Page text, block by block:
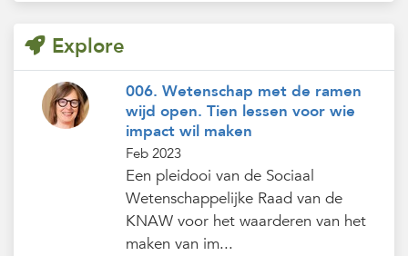
Explore
006. Wetenschap met de ramen
wijd open. Tien lessen voor wie
impact wil maken
Feb 2023
Een pleidooi van de Sociaal
Wetenschappelijke Raad van de
KNAW voor het waarderen van het
maken van im...